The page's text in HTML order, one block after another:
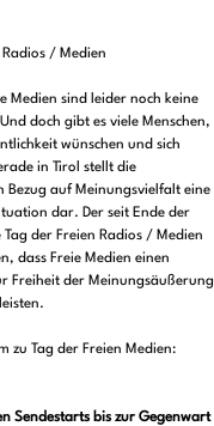
Radios / Medien
Medien sind leider noch keine
doch gibt es viele Menschen,
wünschen und sich
in Tirol stellt die
Bezug auf Meinungsvielfalt eine
dar. Der seit Ende der
der Freien Radios / Medien
dass Freie Medien einen
Freiheit der Meinungsäußerung
zu Tag der Freien Medien:
Sendestarts bis zur Gegenwart